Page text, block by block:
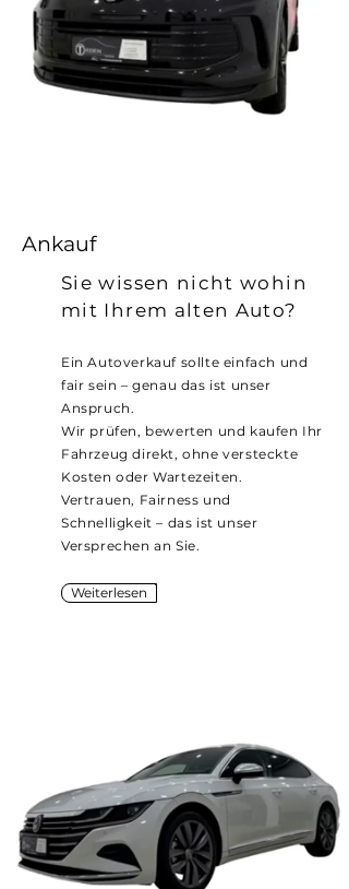
Ankauf
Sie wissen nicht wohin
mit Ihrem alten Auto?
Ein Autoverkauf sollte einfach und
fair sein – genau das ist unser
Anspruch.
Wir prüfen, bewerten und kaufen Ihr
Fahrzeug direkt, ohne versteckte
Kosten oder Wartezeiten.
Vertrauen, Fairness und
Schnelligkeit – das ist unser
Versprechen an Sie.
Weiterlesen